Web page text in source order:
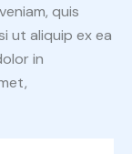
quis
ut aliquip ex ea
in